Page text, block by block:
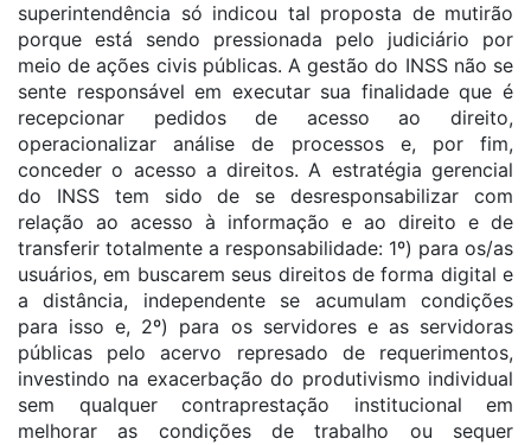
superintendência só indicou tal proposta de mutirão
porque está sendo pressionada pelo judiciário por
meio de ações civis públicas. A gestão do INSS não se
sente responsável em executar sua finalidade que é
recepcionar pedidos de acesso ao direito,
operacionalizar análise de processos e, por fim,
conceder o acesso a direitos. A estratégia gerencial
do INSS tem sido de se desresponsabilizar com
relação ao acesso à informação e ao direito e de
transferir totalmente a responsabilidade: 1º) para os/as
usuários, em buscarem seus direitos de forma digital e
a distância, independente se acumulam condições
para isso e, 2º) para os servidores e as servidoras
públicas pelo acervo represado de requerimentos,
investindo na exacerbação do produtivismo individual
sem qualquer contraprestação institucional em
melhorar as condições de trabalho ou sequer